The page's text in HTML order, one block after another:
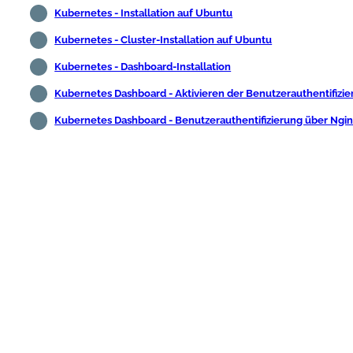
Kubernetes - Installation auf Ubuntu
Kubernetes - Cluster-Installation auf Ubuntu
Kubernetes - Dashboard-Installation
Kubernetes Dashboard - Aktivieren der
Kubernetes Dashboard - Benutzerauthentifizierung über